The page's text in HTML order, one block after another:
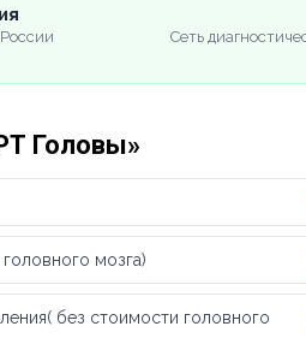
Сеть
Головы»
мозга)
без стоимости головного